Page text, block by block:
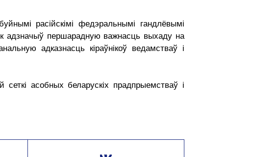
расійскімі федэральнымі гандлёвымі
адзначыў першарадную важнасць выхаду на
адказнасць кіраўнікоў ведамстваў і
асобных беларускіх прадпрыемстваў і